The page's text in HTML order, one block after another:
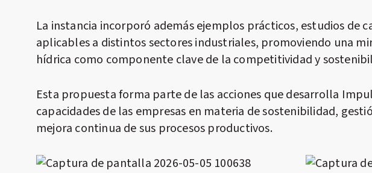
La instancia incorporó además ejemplos prácticos, estudios de
aplicables a distintos sectores industriales, promoviendo una
hídrica como componente clave de la competitividad y
Esta propuesta forma parte de las acciones que desarrolla
capacidades de las empresas en materia de sostenibilidad,
mejora continua de sus procesos productivos.